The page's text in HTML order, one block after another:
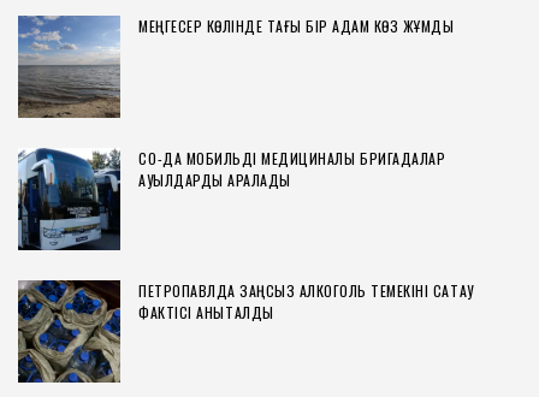
МЕҢГЕСЕР КӨЛІНДЕ ТАҒЫ БІР АДАМ КӨЗ ЖҰМДЫ
СҚО-ДА МОБИЛЬДІ МЕДИЦИНАЛЫҚ БРИГАДАЛАР
АУЫЛДАРДЫ АРАЛАДЫ
ПЕТРОПАВЛДА ЗАҢСЫЗ АЛКОГОЛЬ ТЕМЕКІНІ САҚТАУ
ФАКТІСІ АНЫҚТАЛДЫ